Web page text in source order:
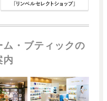
ム・ブティックの
内